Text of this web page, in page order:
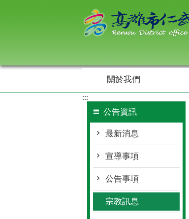
關於我們
:::
公告資訊
最新消息
宣導事項
公告事項
宗教訊息